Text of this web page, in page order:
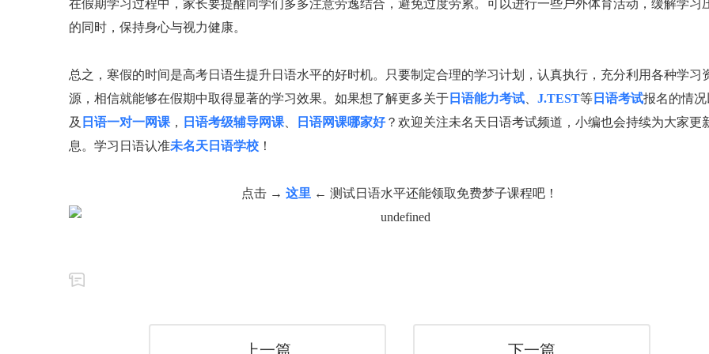
在假期学习过程中，家长要提醒同学们多多注意劳逸结合，避免过度劳累。可以进行一些户外体育活动，缓解学习
的同时，保持身心与视力健康。
总之，寒假的时间是高考日语生提升日语水平的好时机。只要制定合理的学习计划，认真执行，充分利用各种学习
源，相信就能够在假期中取得显著的学习效果。 如果想了解更多关于 日语能力考试 J.TEST等 日语考试报名的情况
及 日语一对一网课 ， 日语考级辅导网课 日语网课哪家好？欢迎关注未名天日语考试频道，小编也会持续为大家更
息。 学习日语认准未名天日语学校 ！
点击 → 这里 ← 测试日语水平还能领取免费梦子课程吧！
上一篇 下一篇